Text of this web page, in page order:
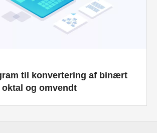
til konvertering af binært
og omvendt